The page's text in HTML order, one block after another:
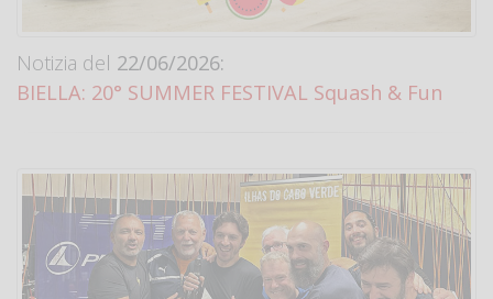
Notizia del 22/06/2026:
BIELLA: 20° SUMMER FESTIVAL Squash & Fun